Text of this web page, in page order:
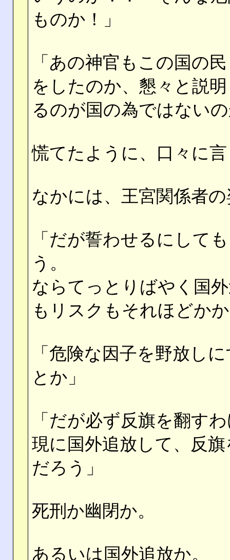
ものか！」
「あの神官もこの国の
をしたのか、懇々と説
るのが国の為ではない
慌てたように、口々に
なかには、王宮関係者
「だが誓わせるにして
う。
ならてっとりばやく国
もリスクもそれほどか
「危険な因子を野放し
とか」
「だが必ず反旗を翻す
現に国外追放して、反
だろう」
死刑か幽閉か。
あるいは国外追放か。